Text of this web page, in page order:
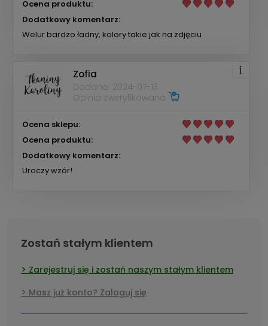
Ocena produktu:
Dodatkowy komentarz:
Welur bardzo ładny, kolory takie jak na zdjęciu
Zofia
Dodano: 2024-07-13
Opinia zweryfikowana
Ocena sklepu:
Ocena produktu:
Dodatkowy komentarz:
Uroczy wzór!
Zostań stałym klientem
Zarejestruj się i zostań naszym stałym klientem
Masz już konto? Zaloguj się